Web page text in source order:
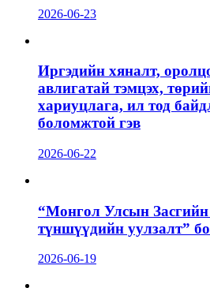
2026-06-23
Иргэдийн хяналт,
авлигатай тэмцэх,
хариуцлага, ил тод
боломжтой гэв
2026-06-22
“Монгол Улсын
түншүүдийн уулзалт”
2026-06-19